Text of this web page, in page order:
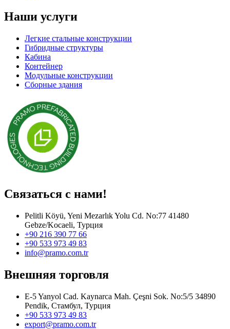
Наши услуги
Легкие стальные конструкции
Гибридные структуры
Кабина
Контейнер
Модульные конструкции
Сборные здания
Связаться с нами!
Pelitli Köyü, Yeni Mezarlık Yolu Cd. No:77 41480
Gebze/Kocaeli, Турция
+90 216 390 77 66
+90 533 973 49 83
info@pramo.com.tr
Внешняя торговля
E-5 Yanyol Cad. Kaynarca Mah. Çeşni Sok. No:5/5 34890
Pendik, Стамбул, Турция
+90 533 973 49 83
export@pramo.com.tr